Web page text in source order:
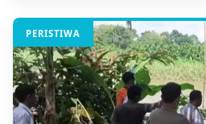
PERISTIWA